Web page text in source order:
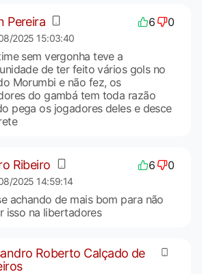
Pereira 6 0
2025 15:03:40
sem vergonha teve a
de ter feito vários gols no
Morumbi e não fez, os
do gambá tem toda razão
pega os jogadores deles e desce
Ribeiro 6 0
2025 14:59:14
achando de mais bom para não
isso na libertadores
Roberto Calçado de